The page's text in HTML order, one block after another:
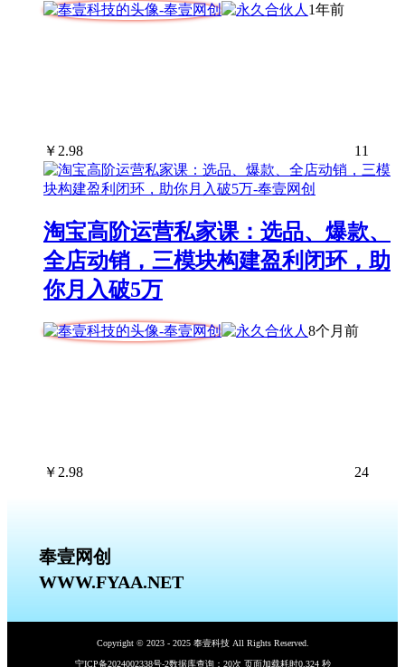
1年前
￥ 2.98 11
淘宝高阶运营私家课：选品、爆款、
全店动销，三模块构建盈利闭环，助
你月入破5万
8个月前
￥ 2.98 24
奉壹网创
WWW.FYAA.NET
Copyright © 2023 - 2025 奉壹科技 All Rights Reserved.
宁ICP备2024002338号-2数据库查询：20次 页面加载耗时0.324 秒